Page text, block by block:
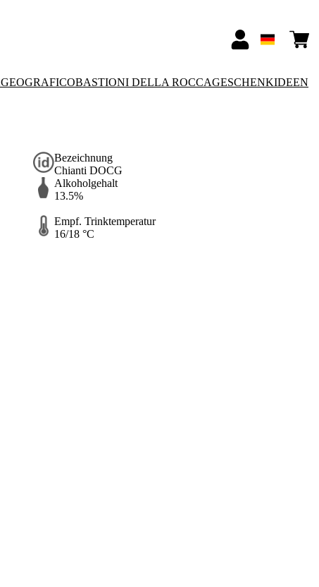
GEOGRAFICOBASTIONI DELLA ROCCAGESCHENKIDEEN
Bezeichnung
Chianti DOCG
Alkoholgehalt
13.5%
Empf. Trinktemperatur
16/18 °C